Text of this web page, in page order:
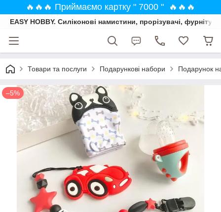
🔥🔥🔥 Приймаємо картку " 7000 " 🔥🔥🔥
EASY HOBBY. Силіконові намистини, прорізувачі,
Товари та послуги Подарункові набори Подарунок
–5%